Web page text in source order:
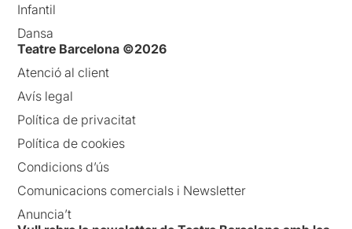
Infantil
Dansa
Teatre Barcelona ©2026
Atenció al client
Avís legal
Política de privacitat
Política de cookies
Condicions d’ús
Comunicacions comercials i Newsletter
Anuncia’t